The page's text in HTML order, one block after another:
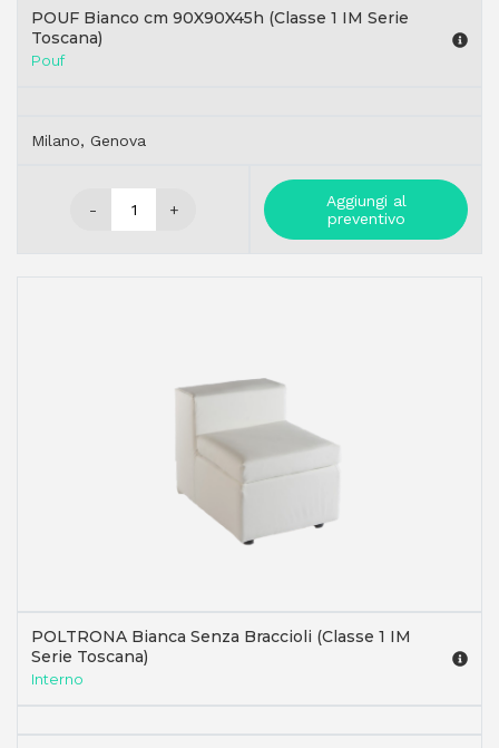
POUF Bianco cm 90X90X45h (Classe 1 IM Serie
Toscana)
Pouf
Milano, Genova
- +
Aggiungi al
preventivo
POLTRONA Bianca Senza Braccioli (Classe 1 IM
Serie Toscana)
Interno